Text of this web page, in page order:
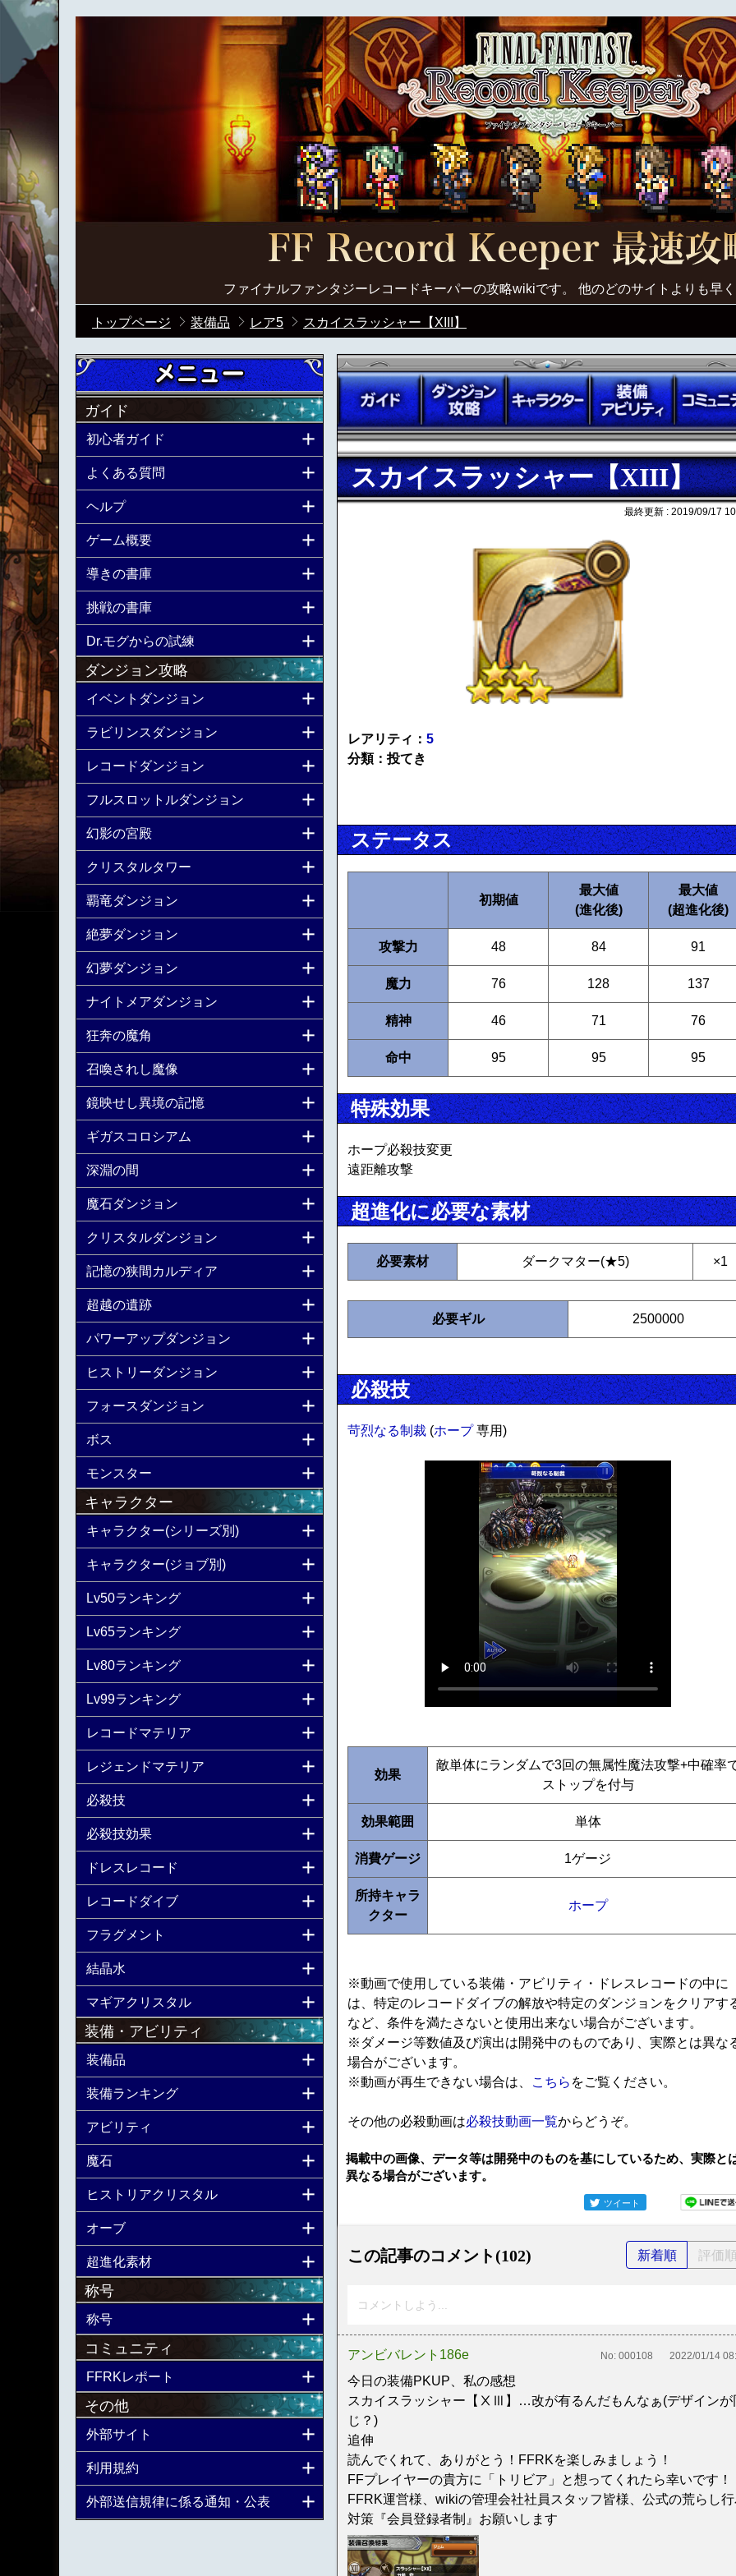
ファイナルファンタジーレコードキーパーの攻略wikiです。 他のどのサイトよりも早
トップページ 装備品 レア5 スカイスラッシャー【XIII】
スカイスラッシャー【XIII】
最終更新 : 2019/09/17
レアリティ： 5
分類：投てき
ステータス
初期値
最大値
(進化後)
最大値
(超進化後)
攻撃力 48 84 91
魔力 76 128 137
精神 46 71 76
命中 95 95 95
特殊効果
ホープ必殺技変更
遠距離攻撃
超進化に必要な素材
必要素材 ダークマター(★5) ×1
必要ギル 2500000
必殺技
苛烈なる制裁 (ホープ専用)
効果
敵単体にランダムで3回の無属性魔法攻撃+中確率
ストップを付与
効果範囲 単体
消費ゲージ 1ゲージ
所持キャラ
クター
ホープ
※動画で使用している装備・アビリティ・ドレスレコードの中に
は、特定のレコードダイブの解放や特定のダンジョンをクリアす
など、条件を満たさないと使用出来ない場合がございます。
※ダメージ等数値及び演出は開発中のものであり、実際とは異な
場合がございます。
※動画が再生できない場合は、
こちら をご覧ください。
その他の必殺動画は必殺技動画一覧からどうぞ。
掲載中の画像、データ等は開発中のものを基にしているため、実際と
異なる場合がございます。
ツイート
この記事のコメント(102) 新着順 評価
コメントしよう...
アンビバレント186e No: 000108 2022/01/14
今日の装備PKUP、私の感想
スカイスラッシャー【ⅩⅢ】…改が有るんだもんなぁ(デザインが
じ？)
追伸
読んでくれて、ありがとう！FFRKを楽しみましょう！
FFプレイヤーの貴方に「トリビア」と想ってくれたら幸いです！
FFRK運営様、wikiの管理会社社員スタッフ皆様、公式の荒らし
対策『会員登録者制』お願いします
ガイド
初心者ガイド
よくある質問
ヘルプ
ゲーム概要
導きの書庫
挑戦の書庫
Dr.モグからの試練
ダンジョン攻略
イベントダンジョン
ラビリンスダンジョン
レコードダンジョン
フルスロットルダンジョン
幻影の宮殿
クリスタルタワー
覇竜ダンジョン
絶夢ダンジョン
幻夢ダンジョン
ナイトメアダンジョン
狂奔の魔角
召喚されし魔像
鏡映せし異境の記憶
ギガスコロシアム
深淵の間
魔石ダンジョン
クリスタルダンジョン
記憶の狭間カルディア
超越の遺跡
パワーアップダンジョン
ヒストリーダンジョン
フォースダンジョン
ボス
モンスター
キャラクター
キャラクター(シリーズ別)
キャラクター(ジョブ別)
Lv50ランキング
Lv65ランキング
Lv80ランキング
Lv99ランキング
レコードマテリア
レジェンドマテリア
必殺技
必殺技効果
ドレスレコード
レコードダイブ
フラグメント
結晶水
マギアクリスタル
装備・アビリティ
装備品
装備ランキング
アビリティ
魔石
ヒストリアクリスタル
オーブ
超進化素材
称号
称号
コミュニティ
FFRKレポート
その他
外部サイト
利用規約
外部送信規律に係る通知・公表